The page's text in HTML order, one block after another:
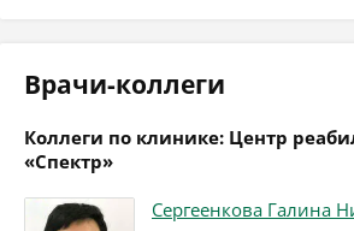
Врачи-коллеги
Коллеги по клинике: Центр
«Спектр»
Сергеенкова Галина